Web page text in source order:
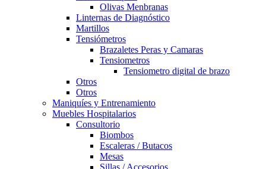
Olivas Menbranas
Linternas de Diagnóstico
Martillos
Tensiómetros
Brazaletes Peras y Camaras
Tensiometros
Tensiometro digital de brazo
Otros
Otros
Maniquíes y Entrenamiento
Muebles Hospitalarios
Consultorio
Biombos
Escaleras / Butacos
Mesas
Sillas / Accesorios